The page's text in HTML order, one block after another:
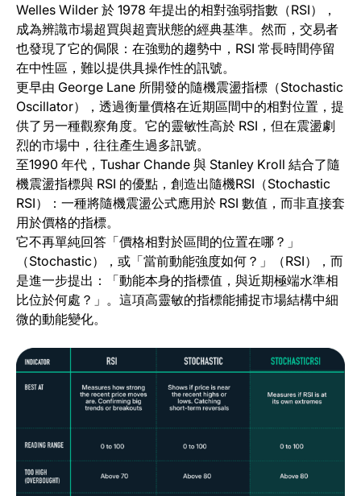
Welles Wilder 於 1978 年提出的相對強弱指數（RSI），
成為辨識市場超買與超賣狀態的經典基準。然而，交易者
也發現了它的侷限：在強勁的趨勢中，RSI 常長時間停留
在中性區，難以提供具操作性的訊號。
更早由 George Lane 所開發的隨機震盪指標（Stochastic
Oscillator），透過衡量價格在近期區間中的相對位置，提
供了另一種觀察角度。它的靈敏性高於 RSI，但在震盪劇
烈的市場中，往往產生過多訊號。
至1990 年代，Tushar Chande 與 Stanley Kroll 結合了隨
機震盪指標與 RSI 的優點，創造出隨機RSI（Stochastic
RSI）：一種將隨機震盪公式應用於 RSI 數值，而非直接套
用於價格的指標。
它不再單純回答「價格相對於區間的位置在哪？」
（Stochastic），或「當前動能強度如何？」（RSI），而
是進一步提出：「動能本身的指標值，與近期極端水準相
比位於何處？」。這項高靈敏的指標能捕捉市場結構中細
微的動能變化。